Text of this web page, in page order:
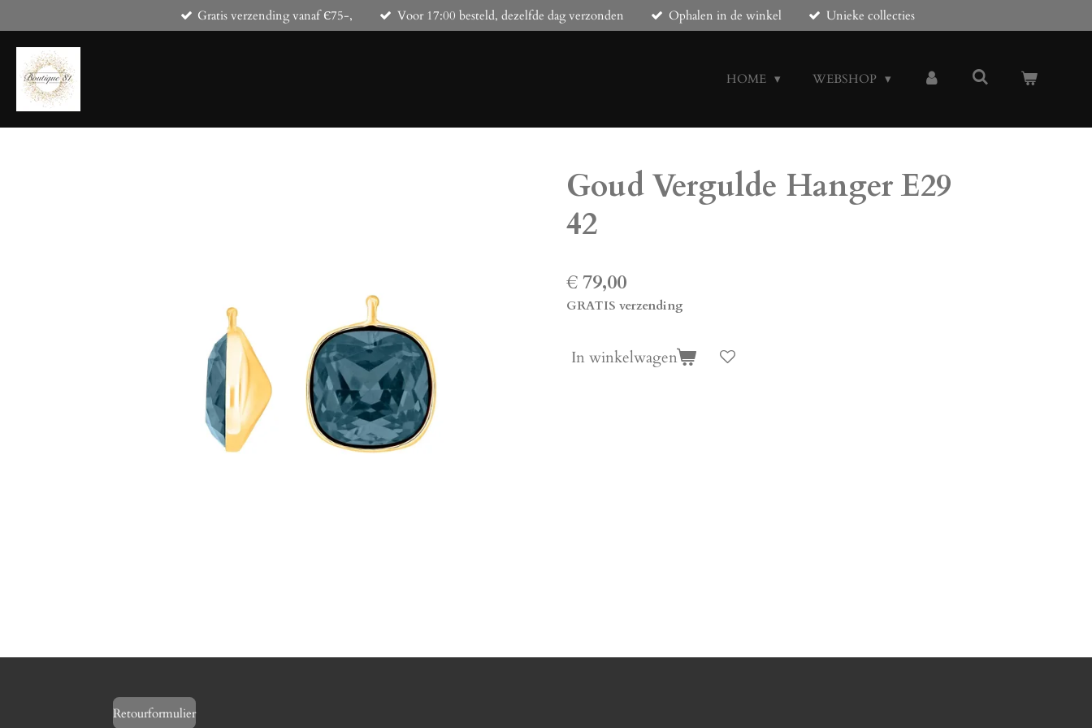
direct
naar
hoofdinhoud
Gratis verzending vanaf Є75-, Voor 17:00 besteld, dezelfde dag verzonden Ophalen in de winkel Unieke collecties
HOME WEBSHOP
Goud Vergulde Hanger E29
42
€ 79,00
GRATIS verzending
In winkelwagen
Retourformulier